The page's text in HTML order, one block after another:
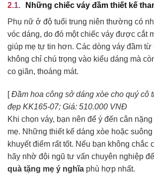
Những chiếc váy đầm thiết kế
Phụ nữ ở độ tuổi trung niên thường có
vóc dáng, do đó một chiếc váy được cắt
giúp mẹ tự tin hơn. Các dòng váy đầm từ
không chỉ chú trọng vào kiểu dáng mà
co giãn, thoáng mát.
[Đầm hoa công sở dáng xòe cho quý cô
đẹp KK165-07; Giá: 510.000 VNĐ
Khi chọn váy, bạn nên để ý đến cân
mẹ. Những thiết kế dáng xòe hoặc
khuyết điểm rất tốt. Nếu bạn không chắc
hãy nhờ đội ngũ tư vấn chuyên nghiệp
quà tặng mẹ ý nghĩa phù hợp nhất.